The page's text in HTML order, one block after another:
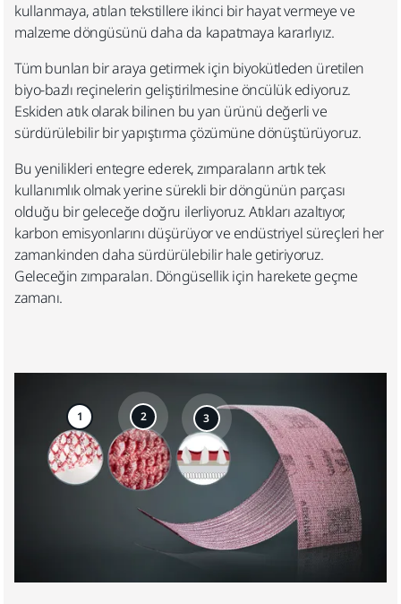
kullanmaya, atılan tekstillere ikinci bir hayat vermeye ve
malzeme döngüsünü daha da kapatmaya kararlıyız. ​
Tüm bunları bir araya getirmek için biyokütleden üretilen
biyo-bazlı reçinelerin geliştirilmesine öncülük ediyoruz.
Eskiden atık olarak bilinen bu yan ürünü değerli ve
sürdürülebilir bir yapıştırma çözümüne dönüştürüyoruz.​
Bu yenilikleri entegre ederek, zımparaların artık tek
kullanımlık olmak yerine sürekli bir döngünün parçası
olduğu bir geleceğe doğru ilerliyoruz. Atıkları azaltıyor,
karbon emisyonlarını düşürüyor ve endüstriyel süreçleri her
zamankinden daha sürdürülebilir hale getiriyoruz.
Geleceğin zımparaları. Döngüsellik için harekete geçme
zamanı.
1 2 3